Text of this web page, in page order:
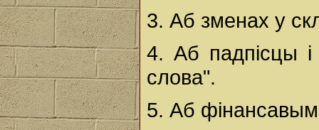
3. Аб зменах у
4. Аб падпісцы
слова".
5. Аб